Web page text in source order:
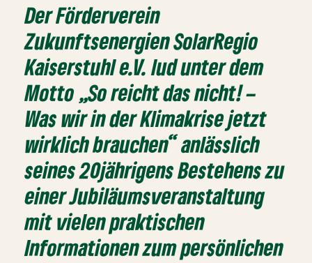
Der Förderverein
Zukunftsenergien SolarRegio
Kaiserstuhl e.V. lud unter dem
Motto „So reicht das nicht! –
Was wir in der Klimakrise jetzt
wirklich brauchen“ anlässlich
seines 20jährigens Bestehens zu
einer Jubiläumsveranstaltung
mit vielen praktischen
Informationen zum persönlichen